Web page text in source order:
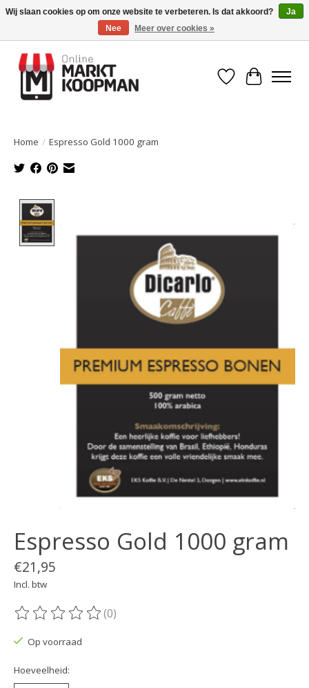
Voor 15:00 besteld, morgen in huis!
Verlanglijst
Home / Espresso Gold 1000 gram
Espresso Gold 1000 gram
€21,95
Incl. btw
De beoordeling van dit product is
(0)
Op voorraad
Hoeveelheid:
Wij slaan cookies op om onze website te verbeteren. Is dat akkoord?
Ja
Nee
Meer over cookies »